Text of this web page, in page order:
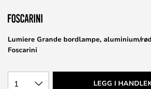
Lumiere Grande bordlampe, aluminium/
Foscarini
1 LEGG I